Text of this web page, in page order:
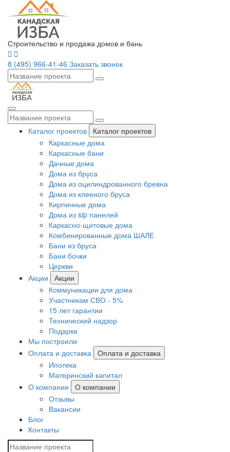
Строительство и продажа домов и бань
8 (495) 966-41-46 Заказать звонок
Каталог проектов
Каталог проектов
Каркасные дома
Каркасные бани
Дачные дома
Дома из бруса
Дома из оцилиндрованного бревна
Дома из клееного бруса
Кирпичные дома
Дома из sip панелей
Каркасно-щитовые дома
Комбинированные дома ШАЛЕ
Бани из бруса
Бани бочки
Церкви
Акции
Акции
Коммуникации для дома
Участникам СВО - 5%
15 лет гарантии
Технический надзор
Подарки
Мы построили
Оплата и доставка
Оплата и доставка
Ипотека
Материнский капитал
О компании
О компании
Отзывы
Вакансии
Блог
Контакты